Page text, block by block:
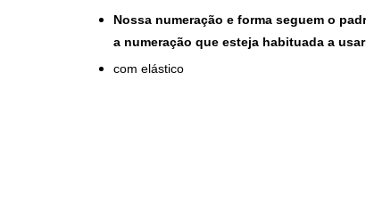
Nossa numeração e forma seguem o
a numeração que esteja habituada a usar
com elástico